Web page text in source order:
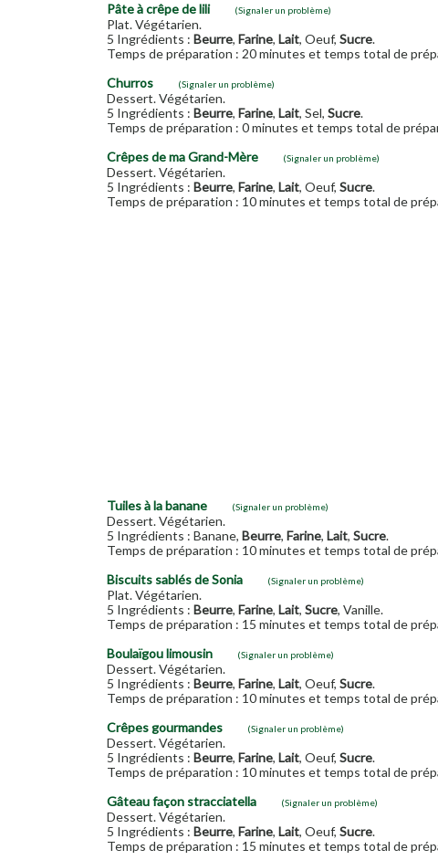
Pâte à crêpe de lili
(Signaler un problème)
Plat. Végétarien.
5 Ingrédients : Beurre, Farine, Lait, Oeuf, Sucre.
Temps de préparation : 20 minutes et temps total de
Churros
(Signaler un problème)
Dessert. Végétarien.
5 Ingrédients : Beurre, Farine, Lait, Sel, Sucre.
Temps de préparation : 0 minutes et temps total de
Crêpes de ma Grand-Mère
(Signaler un problème)
Dessert. Végétarien.
5 Ingrédients : Beurre, Farine, Lait, Oeuf, Sucre.
Temps de préparation : 10 minutes et temps total de
Tuiles à la banane (Signaler un problème)
Dessert. Végétarien.
5 Ingrédients : Banane, Beurre, Farine, Lait, Sucre.
Temps de préparation : 10 minutes et temps total de
Biscuits sablés de Sonia
(Signaler un problème)
Plat. Végétarien.
5 Ingrédients : Beurre, Farine, Lait, Sucre, Vanille.
Temps de préparation : 15 minutes et temps total de
Boulaïgou limousin
(Signaler un problème)
Dessert. Végétarien.
5 Ingrédients : Beurre, Farine, Lait, Oeuf, Sucre.
Temps de préparation : 10 minutes et temps total de
Crêpes gourmandes
(Signaler un problème)
Dessert. Végétarien.
5 Ingrédients : Beurre, Farine, Lait, Oeuf, Sucre.
Temps de préparation : 10 minutes et temps total de
Gâteau façon stracciatella
(Signaler un problème)
Dessert. Végétarien.
5 Ingrédients : Beurre, Farine, Lait, Oeuf, Sucre.
Temps de préparation : 15 minutes et temps total de